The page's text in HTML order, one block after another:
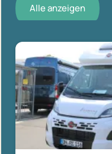
Alle anzeigen